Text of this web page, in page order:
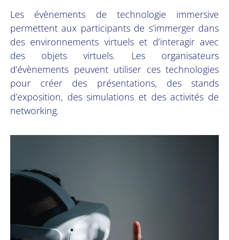
Les évènements de technologie immersive
permettent aux participants de s’immerger dans
des environnements virtuels et d’interagir avec
des objets virtuels. Les organisateurs
d’évènements peuvent utiliser ces technologies
pour créer des présentations, des stands
d’exposition, des simulations et des activités de
networking.